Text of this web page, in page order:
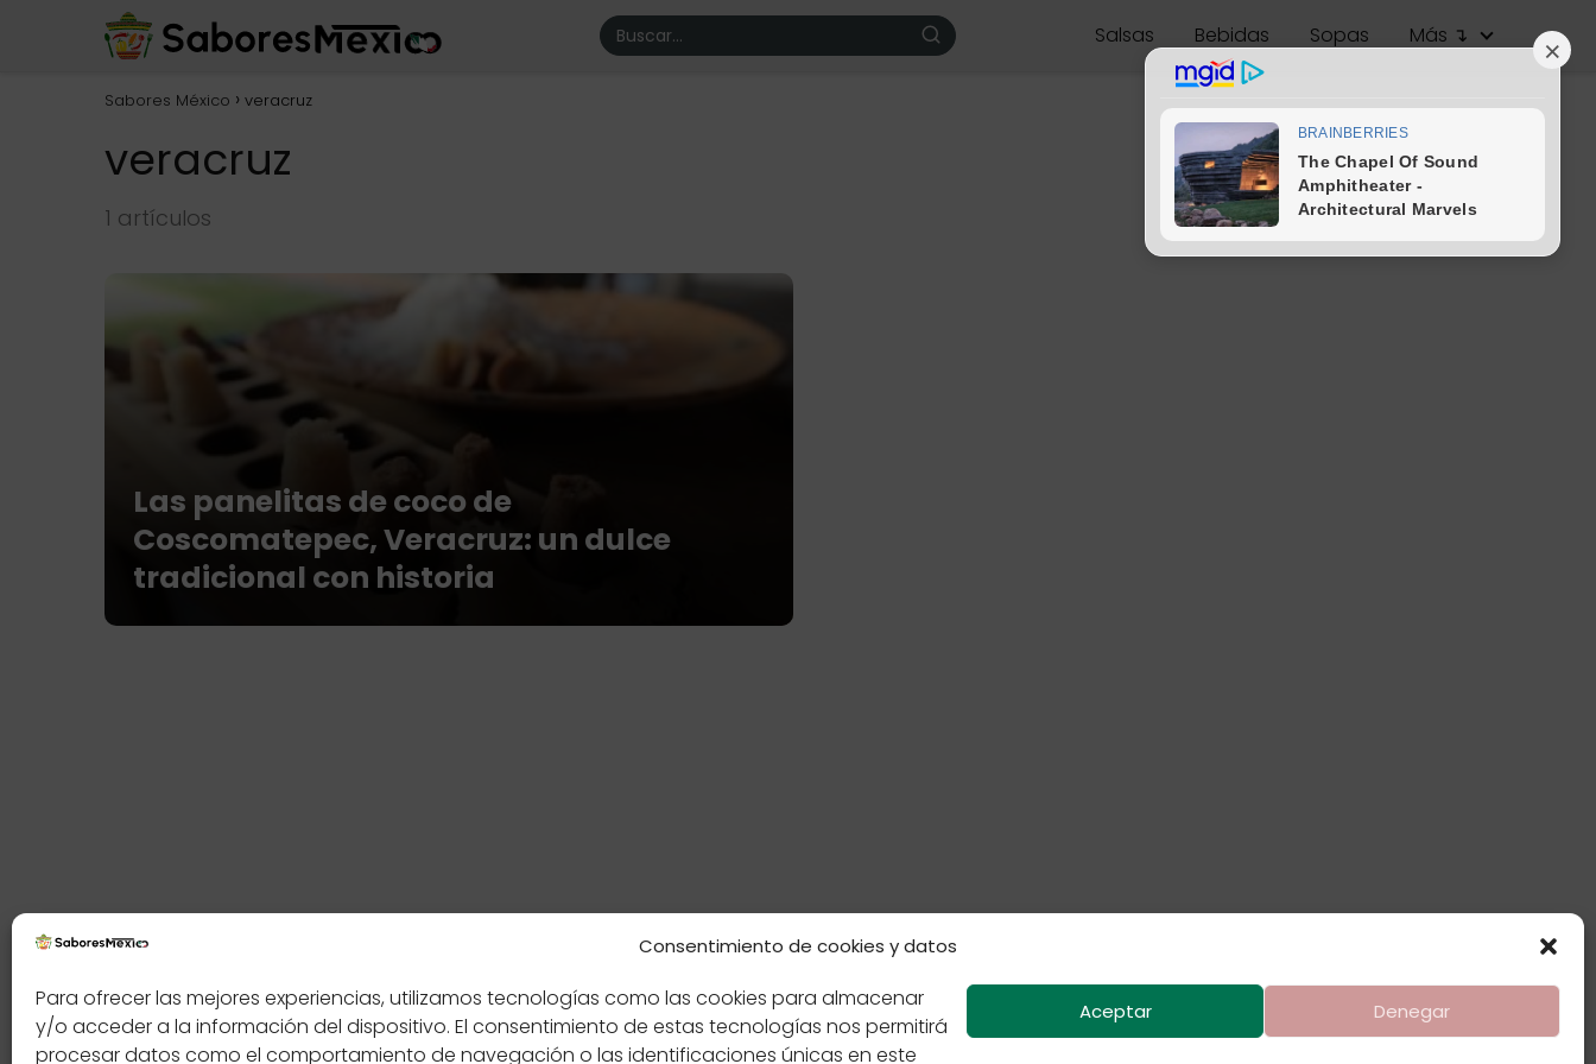
Consentimiento de cookies y datos
Para ofrecer las mejores experiencias, utilizamos tecnologías como las cookies para almacenar
y/o acceder a la información del dispositivo. El consentimiento de estas tecnologías nos permitirá
procesar datos como el comportamiento de navegación o las identificaciones únicas en este
Aceptar Denegar
Salsas Bebidas Sopas Más ↴
Sabores México veracruz
veracruz
1 artículos
Las panelitas de coco de
Coscomatepec, Veracruz: un dulce
tradicional con historia
Contáctenos Política de cookies Políticas de Privacidad Sabores de México